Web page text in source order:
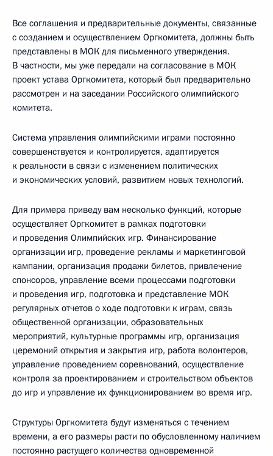
Все соглашения и предварительные документы, связанные
с созданием и осуществлением Оргкомитета, должны быть
представлены в МОК для письменного утверждения.
В частности, мы уже передали на согласование в МОК
проект устава Оргкомитета, который был предварительно
рассмотрен и на заседании Российского олимпийского
комитета.
Система управления олимпийскими играми постоянно
совершенствуется и контролируется, адаптируется
к реальности в связи с изменением политических
и экономических условий, развитием новых технологий.
Для примера приведу вам несколько функций, которые
осуществляет Оргкомитет в рамках подготовки
и проведения Олимпийских игр. Финансирование
организации игр, проведение рекламы и маркетинговой
кампании, организация продажи билетов, привлечение
спонсоров, управление всеми процессами подготовки
и проведения игр, подготовка и представление МОК
регулярных отчетов о ходе подготовки к играм, связь
общественной организации, образовательных
мероприятий, культурные программы игр, организация
церемоний открытия и закрытия игр, работа волонтеров,
управление проведением соревнований, осуществление
контроля за проектированием и строительством объектов
до игр и управление их функционированием во время игр.
Структуры Оргкомитета будут изменяться с течением
времени, а его размеры расти по обусловленному наличием
постоянно растущего количества одновременной